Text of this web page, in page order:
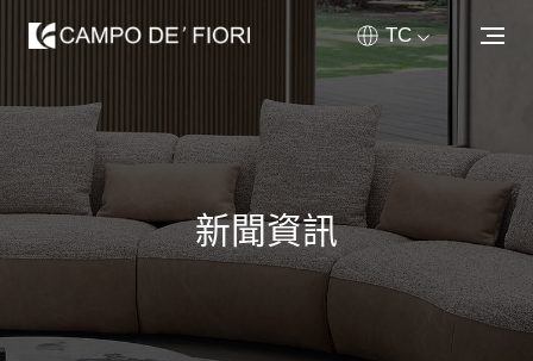
TC
關於我們
產品中心
銷售網絡
新聞資訊